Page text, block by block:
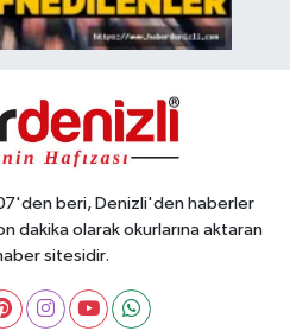
beri, Denizli'den haberler
dakika olarak okurlarına aktaran
sitesidir.